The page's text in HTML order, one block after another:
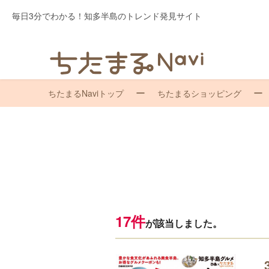
毎日3分でわかる！知多半島のトレンド発見サイト
ちたまるNaviトップ ちたまるショッピング
17件が該当しました。